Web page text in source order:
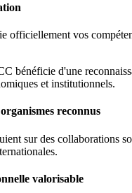
officiellement vos
bénéficie d'une
et institutionnels.
reconnus
sur des collaborations
valorisable